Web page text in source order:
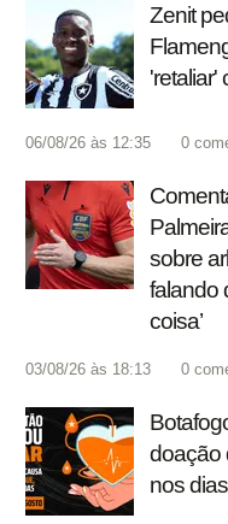
Zenit
'retaliar'
06/08/26 às 12:35 0
sobre
falando
coisa’
03/08/26 às 18:13 0
doação
nos